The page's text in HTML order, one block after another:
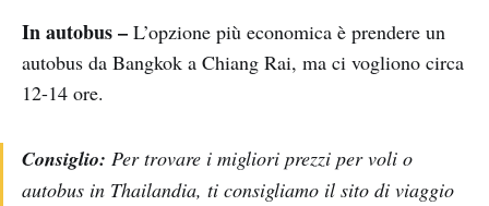
In autobus – L’opzione più economica è prendere un
autobus da Bangkok a Chiang Rai, ma ci vogliono circa
12-14 ore.
Consiglio: Per trovare i migliori prezzi per voli o
autobus in Thailandia, ti consigliamo il sito di viaggio